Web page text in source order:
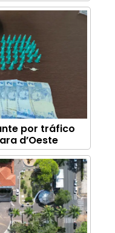
por tráfico
d’Oeste